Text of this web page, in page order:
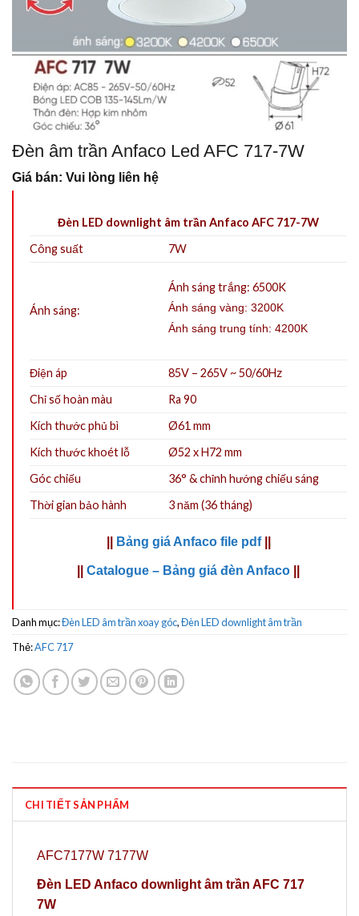
Đèn âm trần Anfaco Led AFC 717-7W
Giá bán: Vui lòng liên hệ
Đèn LED downlight âm trần Anfaco AFC 717-7W
Công suất
7W
Ánh sáng:
Ánh sáng trắng: 6500K
Ánh sáng vàng: 3200K
Ánh sáng trung tính: 4200K
Điện áp
85V – 265V ~ 50/60Hz
Chỉ số hoàn màu
Ra 90
Kích thước phủ bì
Ø61 mm
Kích thước khoét lỗ
Ø52 x H72 mm
Góc chiếu
36° & chỉnh hướng chiếu sáng
Thời gian bảo hành
3 năm (36 tháng)
Bảng giá Anfaco file pdf
Catalogue – Bảng giá đèn Anfaco
Danh mục:Đèn LED âm trần xoay góc,Đèn LED downlight âm trần
Thẻ:AFC 717
CHI TIẾT SẢN PHẨM
AFC7177W 7177W
Đèn LED Anfaco downlight âm trần AFC 717
7W